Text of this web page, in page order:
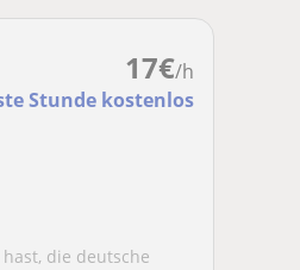
17€/h
Stunde kostenlos
die deutsche